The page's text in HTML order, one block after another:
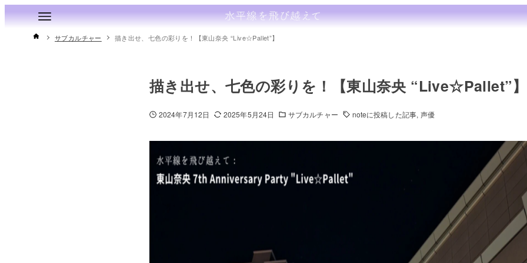
サブカルチャー 描き出せ、七色の彩りを！【東山奈央 “Live☆Pallet”】
描き出せ、七色の彩りを！【東山奈央 “Live☆Pallet”】
2024年7月12日 2025年5月24日 サブカルチャー noteに投稿した記事 声優